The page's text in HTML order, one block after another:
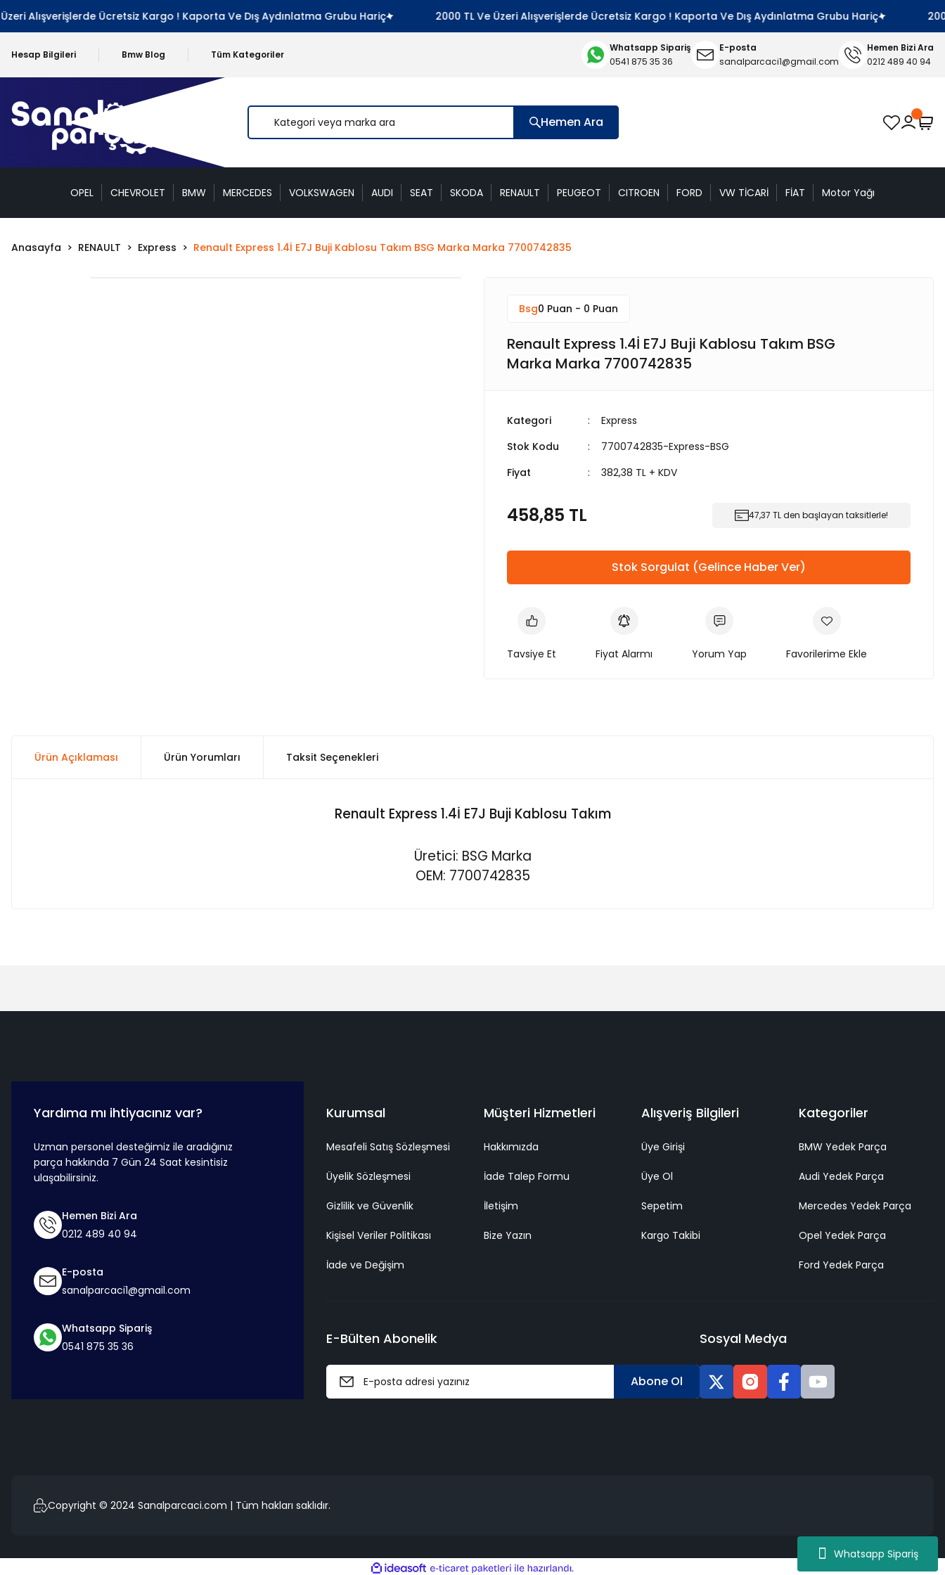
Whatsapp Sipariş
Alışverişlerde Ücretsiz Kargo ! Kaporta Ve Dış Aydınlatma Grubu Hariç 2000 TL Ve Üzeri Alışverişlerde Ücretsiz Kargo ! Kaporta Ve Dış Aydınlatma Grubu Hariç 2000
Hesap Bilgileri Bmw Blog Tüm Kategoriler
Whatsapp Sipariş
0541 875 35 36
E-posta
sanalparcaci1@gmail.com
Hemen Bizi Ara
0212 489 40 94
Hemen Ara
OPEL CHEVROLET BMW MERCEDES VOLKSWAGEN AUDI SEAT SKODA RENAULT PEUGEOT CITROEN FORD VW TİCARİ FİAT Motor Yağı
Anasayfa RENAULT Express Renault Express 1.4İ E7J Buji Kablosu Takım BSG Marka Marka 7700742835
Bsg0 Puan - 0 Puan
Renault Express 1.4İ E7J Buji Kablosu Takım BSG
Marka Marka 7700742835
Kategori
Express
Stok Kodu
7700742835-Express-BSG
Fiyat
382,38 TL + KDV
458,85 TL 47,37 TL den başlayan taksitlerle!
Stok Sorgulat (Gelince Haber Ver)
Tavsiye Et Fiyat Alarmı Yorum Yap
Ürün Açıklaması Ürün Yorumları Taksit Seçenekleri
Renault Express 1.4İ E7J Buji Kablosu Takım
Üretici: BSG Marka
OEM: 7700742835
Yardıma mı ihtiyacınız var?
Uzman personel desteğimiz ile aradığınız
parça hakkında 7 Gün 24 Saat kesintisiz
ulaşabilirsiniz.
Hemen Bizi Ara
0212 489 40 94
E-posta
sanalparcaci1@gmail.com
Whatsapp Sipariş
0541 875 35 36
Kurumsal
Mesafeli Satış Sözleşmesi
Üyelik Sözleşmesi
Gizlilik ve Güvenlik
Kişisel Veriler Politikası
İade ve Değişim
Müşteri Hizmetleri
Hakkımızda
İade Talep Formu
İletişim
Bize Yazın
Alışveriş Bilgileri
Üye Girişi
Üye Ol
Sepetim
Kargo Takibi
Kategoriler
BMW Yedek Parça
Audi Yedek Parça
Mercedes Yedek Parça
Opel Yedek Parça
Ford Yedek Parça
E-Bülten Abonelik
Abone Ol
Sosyal Medya
Copyright © 2024 Sanalparcaci.com | Tüm hakları saklıdır.
ideasoft e-